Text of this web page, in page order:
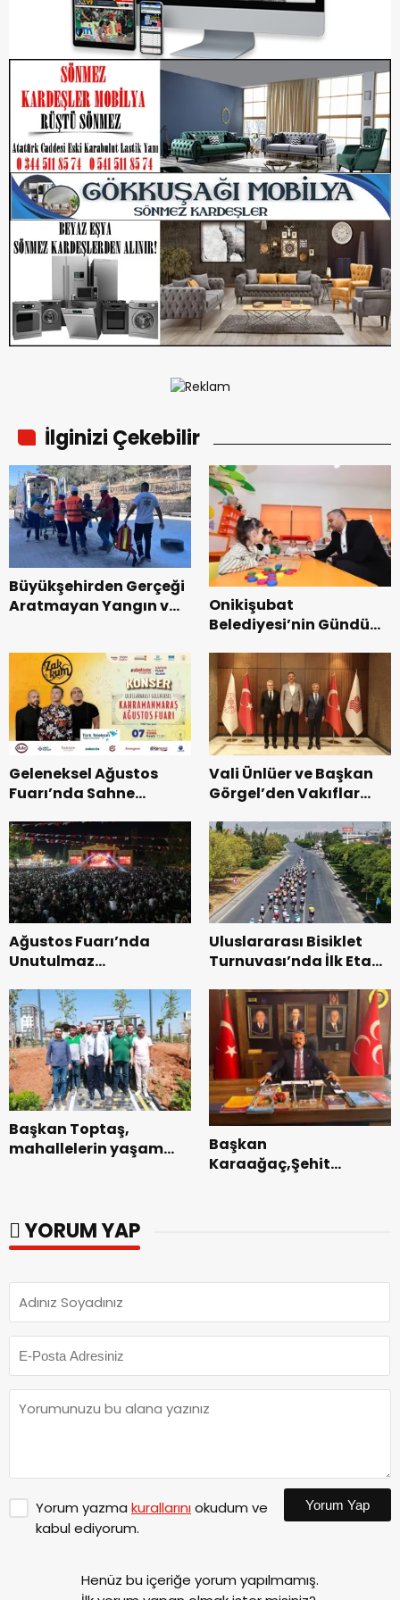
İlginizi Çekebilir
Büyükşehirden Gerçeği
Aratmayan Yangın ve
Onikişubat
Belediyesi’nin Gündüz
dönemin ön kayıtları
başladı.
Geleneksel Ağustos
Fuarı’nda Sahne
Vali Ünlüer ve Başkan
Görgel’den Vakıflar
ziyaret.
Ağustos Fuarı’nda
Unutulmaz
Uluslararası Bisiklet
Turnuvası’nda İlk Etap
Tamamlandı.
Başkan Toptaş,
mahallelerin yaşam
Başkan
Karaağaç,Şehit
YORUM YAP
Yorum yazma kurallarınıokudum ve
kabul ediyorum.
Yorum Yap
Henüz bu içeriğe yorum yapılmamış.